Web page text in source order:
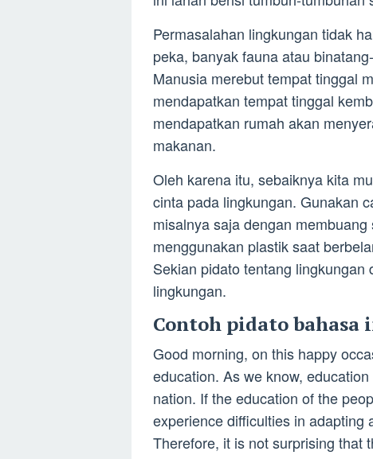
Permasalahan lingkungan tidak
peka, banyak fauna atau
Manusia merebut tempat tinggal
mendapatkan tempat tinggal
mendapatkan rumah akan
makanan.
Oleh karena itu, sebaiknya kita
cinta pada lingkungan. Gunakan
misalnya saja dengan
menggunakan plastik saat
Sekian pidato tentang
lingkungan.
Contoh pidato
Good morning, on this happy
education. As we know,
nation. If the education of the
experience difficulties in adapting
Therefore, it is not surprising that